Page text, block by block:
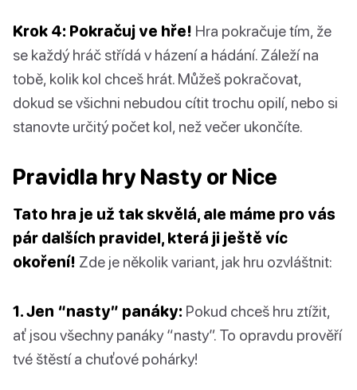
Krok 4: Pokračuj ve hře! Hra pokračuje tím, že
se každý hráč střídá v házení a hádání. Záleží na
tobě, kolik kol chceš hrát. Můžeš pokračovat,
dokud se všichni nebudou cítit trochu opilí, nebo si
stanovte určitý počet kol, než večer ukončíte.
Pravidla hry Nasty or Nice
Tato hra je už tak skvělá, ale máme pro vás
pár dalších pravidel, která ji ještě víc
okoření! Zde je několik variant, jak hru ozvláštnit:
1. Jen “nasty” panáky: Pokud chceš hru ztížit,
ať jsou všechny panáky “nasty”. To opravdu prověří
tvé štěstí a chuťové pohárky!